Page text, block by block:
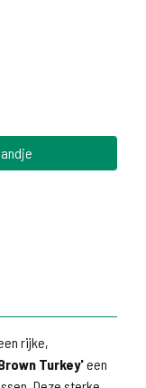
rijke,
Turkey'een